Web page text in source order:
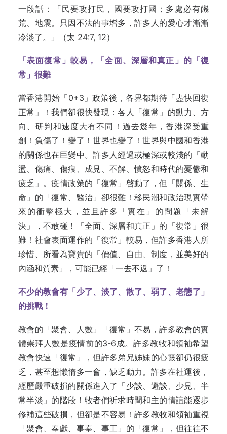
一段話：「民要攻打民，國要攻打國；多處必有饑
荒、地震。只因不法的事增多，許多人的愛心才漸漸
冷淡了。」（太 24:7, 12）
「表面復常」較易，「全面、深層和真正」的「復
常」很難
當香港開始「0+3」政策後，各界都期待「盡快回復
正常」！我們卻很快發現：各人「復常」的動力、方
向、研判和速度大有不同！過去幾年，香港深受重
創！負傷了！變了！世界也變了！世界與中國和香港
的關係也在巨變中。許多人經過或極深或較淺的「動
盪、傷痛、傷痕、成見、不解、憤怒和時代的憂鬱和
疲乏」。疫情政策的「復常」啓動了，但「關係、生
命」的「復常、醫治」卻很難！移民潮和政治現實帶
來的衝擊極大，並且許多「實在」的問題「未解
決」，不敢碰！「全面、深層和真正」的「復常」很
難！社會表面運作的「復常」較易，但許多香港人所
珍惜、所看為寶貴的「價值、自由、制度，並美好的
內涵和質素」，可能已經「一去不返」了！
不少的教會有「少了、淡了、散了、弱了、老態了」
的挑戰！
教會的「聚會、人數」「復常」不易，許多教會的實
體崇拜人數是疫情前的3-6成。許多教牧和領袖希望
教會快速「復常」，但許多弟兄姊妹的心靈卻仍很疲
乏，甚至想懶惰多一會，缺乏動力。許多在社運後，
經歷嚴重破損的關係進入了「少談、避談、少見、半
常半淡」的階段！牧者們祈求時間和主的情誼能逐步
修補這些破損，但卻是不容易！許多教牧和領袖重視
「聚會、奉獻、事奉、事工」的「復常」，但往往不